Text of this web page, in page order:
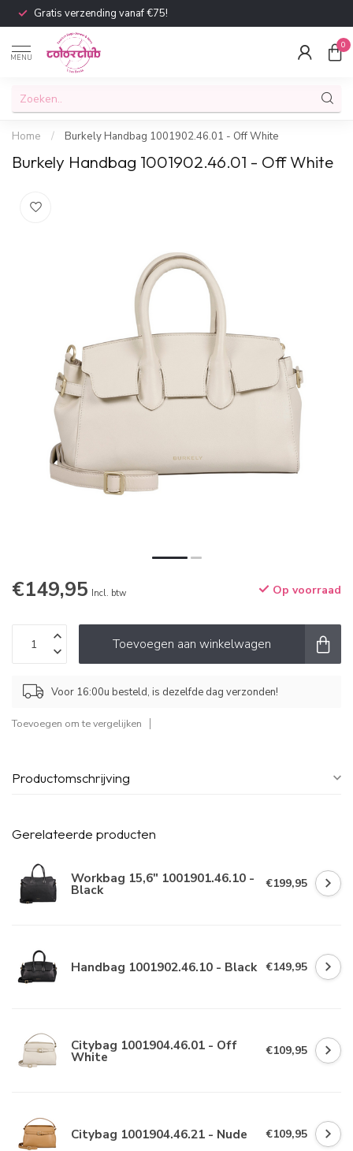
Gratis verzending vanaf €75!
MENU
0
Home / Burkely Handbag 1001902.46.01 - Off White
Burkely Handbag 1001902.46.01 - Off White
€149,95 Incl. btw Op voorraad
Toevoegen aan winkelwagen
Voor 16:00u besteld, is dezelfde dag verzonden!
Toevoegen om te vergelijken
Productomschrijving
Gerelateerde producten
Workbag 15,6" 1001901.46.10 -
Black €199,95
Handbag 1001902.46.10 - Black €149,95
Citybag 1001904.46.01 - Off
White €109,95
Citybag 1001904.46.21 - Nude €109,95